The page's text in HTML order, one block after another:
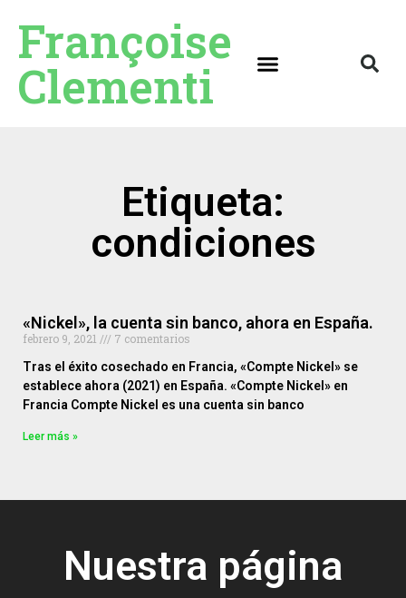
Françoise
Clementi
Etiqueta:
condiciones
«Nickel», la cuenta sin banco, ahora en España.
febrero 9, 2021
7 comentarios
Tras el éxito cosechado en Francia, «Compte Nickel» se
establece ahora (2021) en España. «Compte Nickel» en
Francia Compte Nickel es una cuenta sin banco
Leer más »
Nuestra página